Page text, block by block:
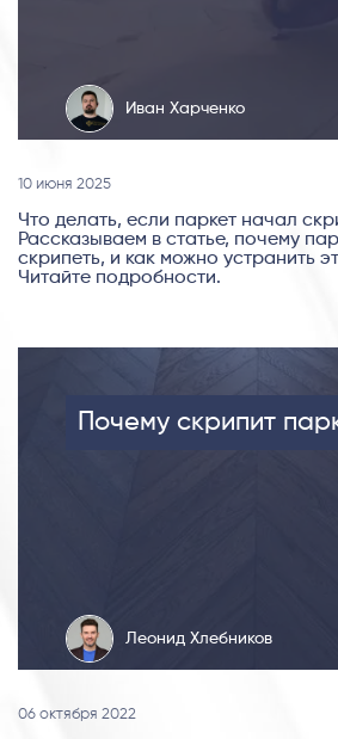
Иван Харченко
10 июня 2025
Что делать, если паркет начал
Рассказываем в статье, почему
скрипеть, и как можно устранить
Читайте подробности.
Почему скрипит
Леонид Хлебников
06 октября 2022